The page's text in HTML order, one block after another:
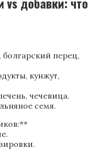
перец,
кунжут,
чечевица.
семя.